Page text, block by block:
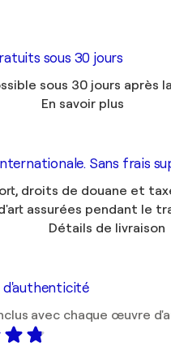
sous 30 jours
sous 30 jours après
En savoir plus
Sans frais
droits de douane et
assurées pendant le
Détails de livraison
avec chaque œuvre